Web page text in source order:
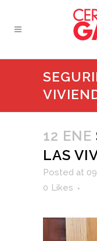
12 ENE
LAS
Posted at
0 Likes